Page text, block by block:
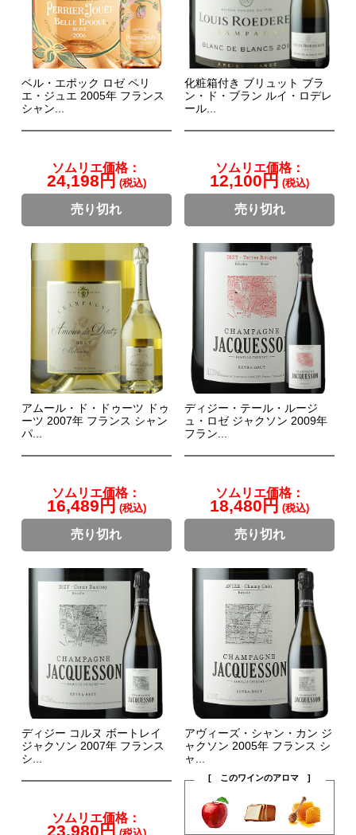
ベル・エポック ロゼ ペリ
エ・ジュエ 2005年 フランス
シャン...
ソムリエ価格：
24,198円 (税込)
売り切れ
化粧箱付き ブリュット ブラ
ン・ド・ブラン ルイ・ロデレ
ール...
ソムリエ価格：
12,100円 (税込)
売り切れ
アムール・ド・ドゥーツ ドゥ
ーツ 2007年 フランス シャン
パ...
ソムリエ価格：
16,489円 (税込)
売り切れ
ディジー・テール・ルージ
ュ・ロゼ ジャクソン 2009年
フラン...
ソムリエ価格：
18,480円 (税込)
売り切れ
ディジー コルヌ ボートレイ
ジャクソン 2007年 フランス
シ...
ソムリエ価格：
23,980円
アヴィーズ・シャン・カン ジ
ャクソン 2005年 フランス シ
ャ...
[ このワインのアロマ ]